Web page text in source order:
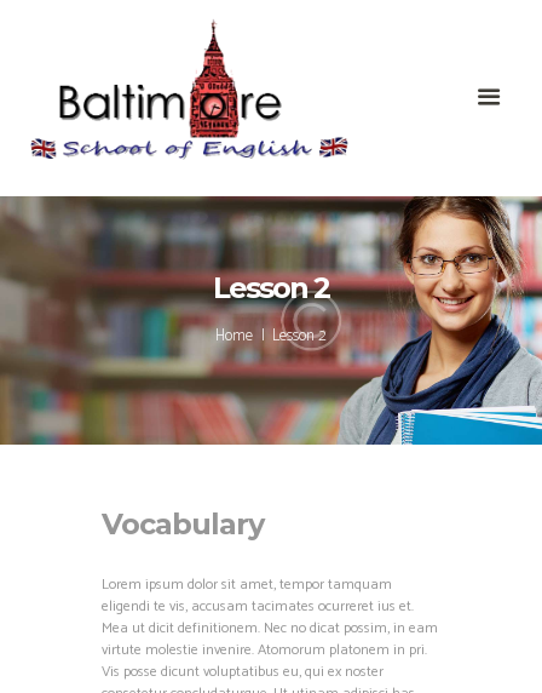
Lesson 2
Home Lesson 2
Vocabulary
Lorem ipsum dolor sit amet, tempor tamquam
eligendi te vis, accusam tacimates ocurreret ius et.
Mea ut dicit definitionem. Nec no dicat possim, in eam
virtute molestie invenire. Atomorum platonem in pri.
Vis posse dicunt voluptatibus eu, qui ex noster